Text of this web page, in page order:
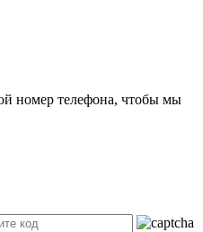
номер телефона, чтобы мы